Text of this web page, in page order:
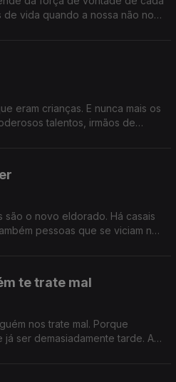
de vida quando a nossa não nos
eram crianças. E nunca mais os
talentos, irmãos de
são o novo eldorado. Há casais
pessoas que se viciam no
te trate mal
nos trate mal. Porque
ser demasiadamente tarde. A